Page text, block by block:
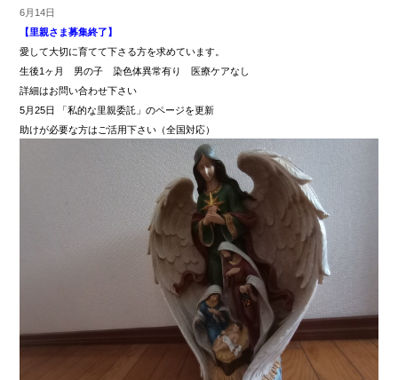
6月14日
【里親さま募集終了】
愛して大切に育てて下さる方を求めています。
生後1ヶ月 男の子 染色体異常有り 医療ケアなし
詳細はお問い合わせ下さい
5月25日 「私的な里親委託」のページを更新
助けが必要な方はご活用下さい（全国対応）